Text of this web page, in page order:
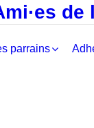
de
parrains